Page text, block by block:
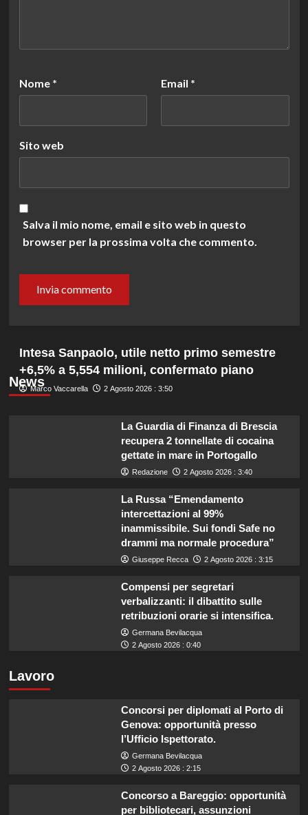
Nome * Email *
Sito web
Salva il mio nome, email e sito web in questo
browser per la prossima volta che commento.
News
Intesa Sanpaolo, utile netto primo semestre
+6,5% a 5,554 milioni, confermato piano
Marco Vaccarella 2 Agosto 2026 : 3:50
La Guardia di Finanza di Brescia
recupera 2 tonnellate di cocaina
gettate in mare in Portogallo
Redazione 2 Agosto 2026 : 3:40
La Russa “Emendamento
intercettazioni al 99%
inammissibile. Sui fondi Safe no
drammi ma normale procedura”
Giuseppe Recca 2 Agosto 2026 : 3:15
Compensi per segretari
verbalizzanti: il dibattito sulle
retribuzioni orarie si intensifica.
Germana Bevilacqua
2 Agosto 2026 : 0:40
Lavoro
Concorsi per diplomati al Porto di
Genova: opportunità presso
l’Ufficio Ispettorato.
Germana Bevilacqua
2 Agosto 2026 : 2:15
Concorso a Bareggio: opportunità
per bibliotecari, assunzioni